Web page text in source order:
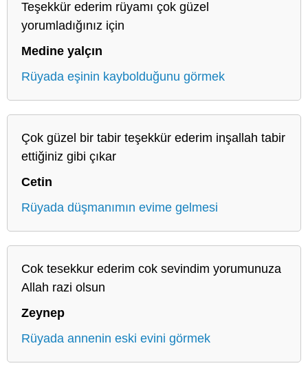
Teşekkür ederim rüyamı çok güzel
yorumladığınız için
Medine yalçın
Rüyada eşinin kaybolduğunu görmek
Çok güzel bir tabir teşekkür ederim inşallah tabir
ettiğiniz gibi çıkar
Cetin
Rüyada düşmanımın evime gelmesi
Cok tesekkur ederim cok sevindim yorumunuza
Allah razi olsun
Zeynep
Rüyada annenin eski evini görmek